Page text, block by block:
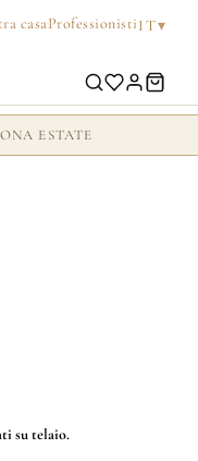
casaProfessionistiIT▾
ESTATE
su telaio.